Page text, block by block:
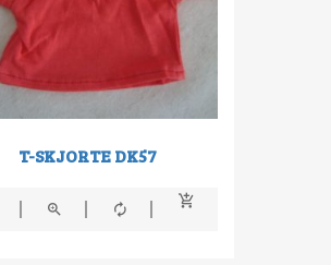
T-SKJORTE DK57